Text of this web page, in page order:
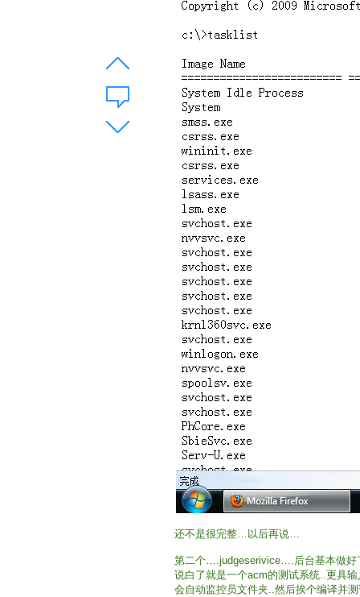
还不是很完整…以后再说…
第二个….judgeserivice….后台基本做好
说白了就是一个acm的测试系统..更具
会自动监控员文件夹..然后挨个编译并测